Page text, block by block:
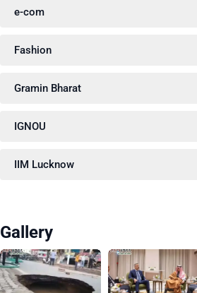
e-com
Fashion
Gramin Bharat
IGNOU
IIM Lucknow
Gallery